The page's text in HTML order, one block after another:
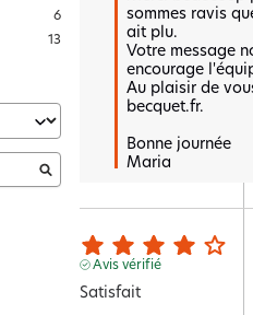
6
13
sommes ravis
ait plu.
Votre message
encourage
Au plaisir de
becquet.fr.
Bonne journée
Maria
Avis vérifié
Satisfait